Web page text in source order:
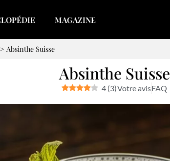
MAGAZINE
> Absinthe Suisse
Absinthe Suisse
4 (3)Votre avisFAQ